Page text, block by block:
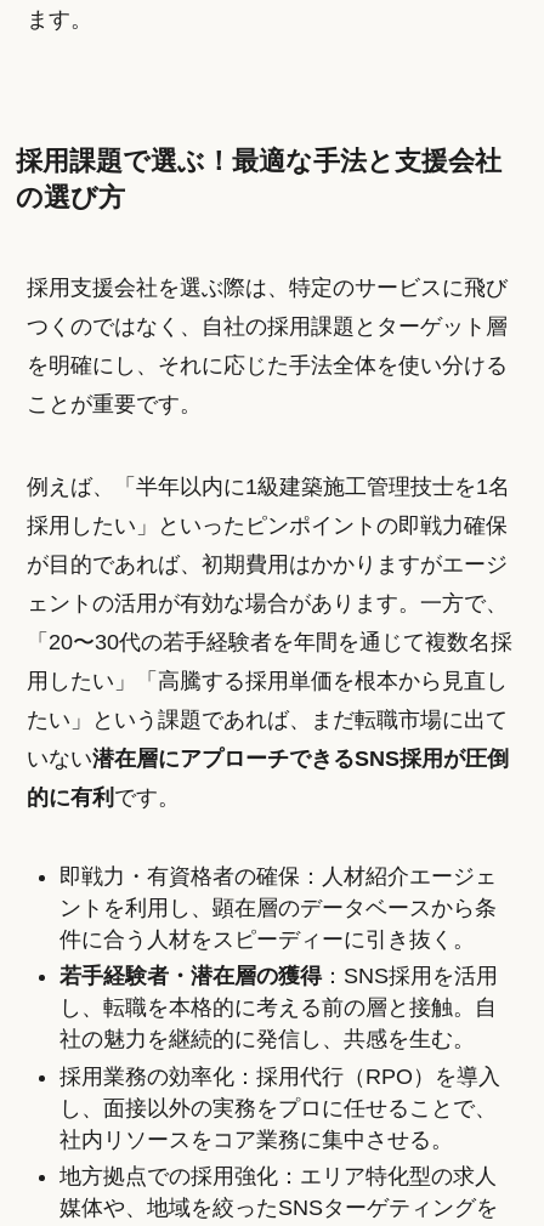
ます。
採用課題で選ぶ！最適な手法と支援会社
の選び方
採用支援会社を選ぶ際は、特定のサービスに飛び
つくのではなく、自社の採用課題とターゲット層
を明確にし、それに応じた手法全体を使い分ける
ことが重要です。
例えば、「半年以内に1級建築施工管理技士を1名
採用したい」といったピンポイントの即戦力確保
が目的であれば、初期費用はかかりますがエージ
ェントの活用が有効な場合があります。一方で、
「20〜30代の若手経験者を年間を通じて複数名採
用したい」「高騰する採用単価を根本から見直し
たい」という課題であれば、まだ転職市場に出て
いない潜在層にアプローチできるSNS採用が圧倒
的に有利 です。
即戦力・有資格者の確保：人材紹介エージェ
ントを利用し、顕在層のデータベースから条
件に合う人材をスピーディーに引き抜く。
若手経験者・潜在層の獲得：SNS採用を活用
し、転職を本格的に考える前の層と接触。自
社の魅力を継続的に発信し、共感を生む。
採用業務の効率化：採用代行（RPO）を導入
し、面接以外の実務をプロに任せることで、
社内リソースをコア業務に集中させる。
地方拠点での採用強化：エリア特化型の求人
媒体や、地域を絞ったSNSターゲティングを